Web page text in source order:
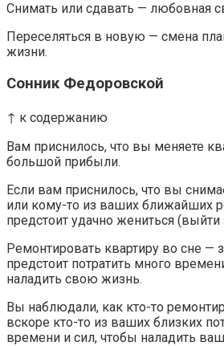
Снимать или сдавать — любовная
Переселяться в новую — смена
жизни.
Сонник Федоровской
↑ к содержанию
Вам приснилось, что вы меняете
большой прибыли.
Если вам приснилось, что вы
или кому-то из ваших ближайших
предстоит удачно жениться
Ремонтировать квартиру во сне —
предстоит потратить много
наладить свою жизнь.
Вы наблюдали, как кто-то
вскоре кто-то из ваших близких
времени и сил, чтобы наладить